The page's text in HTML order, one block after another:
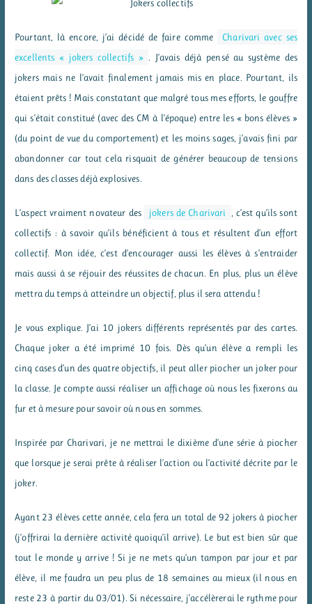
Pourtant, là encore, j’ai décidé de faire comme
Charivari avec ses
excellents « jokers collectifs »
. J’avais déjà pensé au système des
jokers mais ne l’avait finalement jamais mis en place. Pourtant, ils
étaient prêts ! Mais constatant que malgré tous mes efforts, le gouffre
qui s’était constitué (avec des CM à l’époque) entre les « bons élèves »
(du point de vue du comportement) et les moins sages, j’avais fini par
abandonner car tout cela risquait de générer beaucoup de tensions
dans des classes déjà explosives.
L’aspect vraiment novateur des jokers de Charivari
, c’est qu’ils sont
collectifs : à savoir qu’ils bénéficient à tous et résultent d’un effort
collectif. Mon idée, c’est d’encourager aussi les élèves à s’entraider
mais aussi à se réjouir des réussites de chacun. En plus, plus un élève
mettra du temps à atteindre un objectif, plus il sera attendu !
Je vous explique. J’ai 10 jokers différents représentés par des cartes.
Chaque joker a été imprimé 10 fois. Dès qu’un élève a rempli les
cinq cases d’un des quatre objectifs, il peut aller piocher un joker pour
la classe. Je compte aussi réaliser un affichage où nous les fixerons au
fur et à mesure pour savoir où nous en sommes.
Inspirée par Charivari, je ne mettrai le dixième d’une série à piocher
que lorsque je serai prête à réaliser l’action ou l’activité décrite par le
joker.
Ayant 23 élèves cette année, cela fera un total de 92 jokers à piocher
(j’offrirai la dernière activité quoiqu’il arrive). Le but est bien sûr que
tout le monde y arrive ! Si je ne mets qu’un tampon par jour et par
élève, il me faudra un peu plus de 18 semaines au mieux (il nous en
reste 23 à partir du 03/01). Si nécessaire, j’accélèrerai le rythme pour